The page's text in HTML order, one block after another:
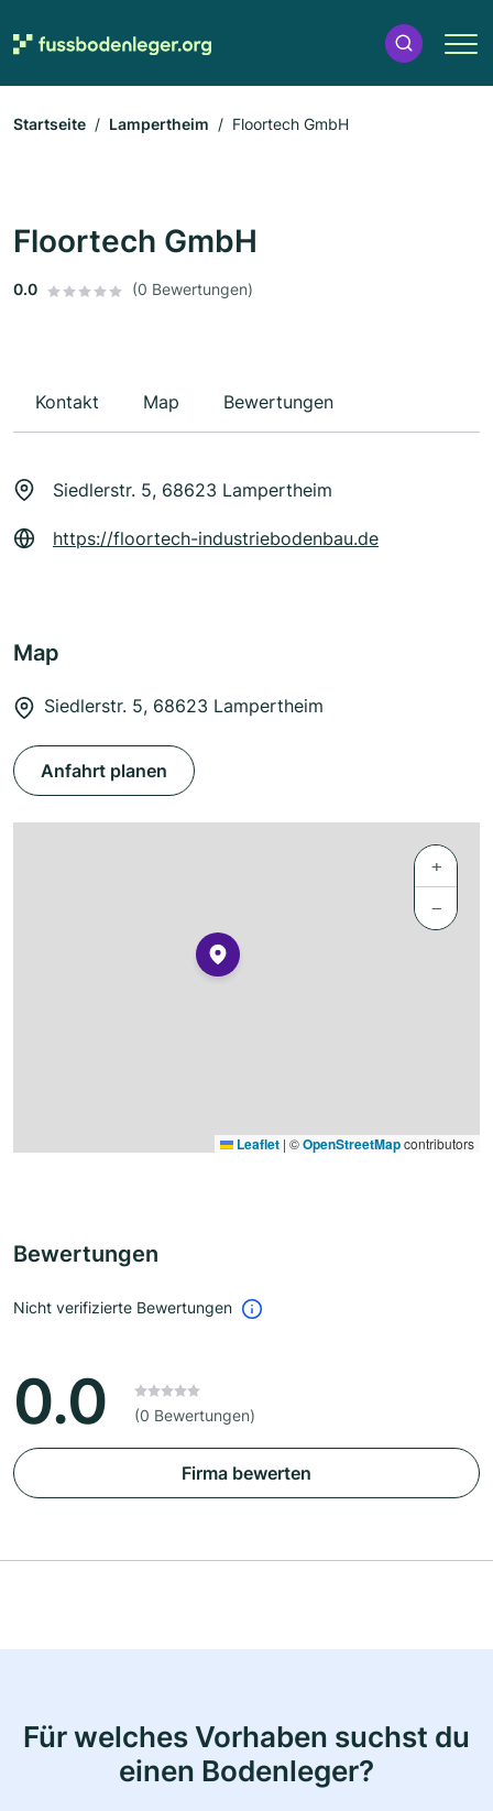
Startseite Lampertheim Floortech GmbH
Floortech GmbH
0.0 (0 Bewertungen)
Kontakt Map Bewertungen
Siedlerstr. 5, 68623 Lampertheim
https://floortech-industriebodenbau.de
Map
Siedlerstr. 5, 68623 Lampertheim
Anfahrt planen
+
−
Leaflet | ©OpenStreetMapcontributors
Bewertungen
Nicht verifizierte Bewertungen
0.0 (0 Bewertungen)
Firma bewerten
Für welches Vorhaben suchst du
einen Bodenleger?